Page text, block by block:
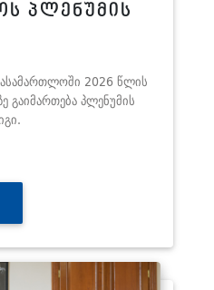
პლენუმის
2026 წლის
გაიმართება პლენუმის